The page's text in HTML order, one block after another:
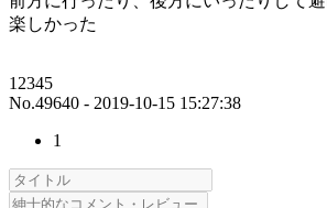
楽しかった
12345
No.49640 - 2019-10-15 15:27:38
1